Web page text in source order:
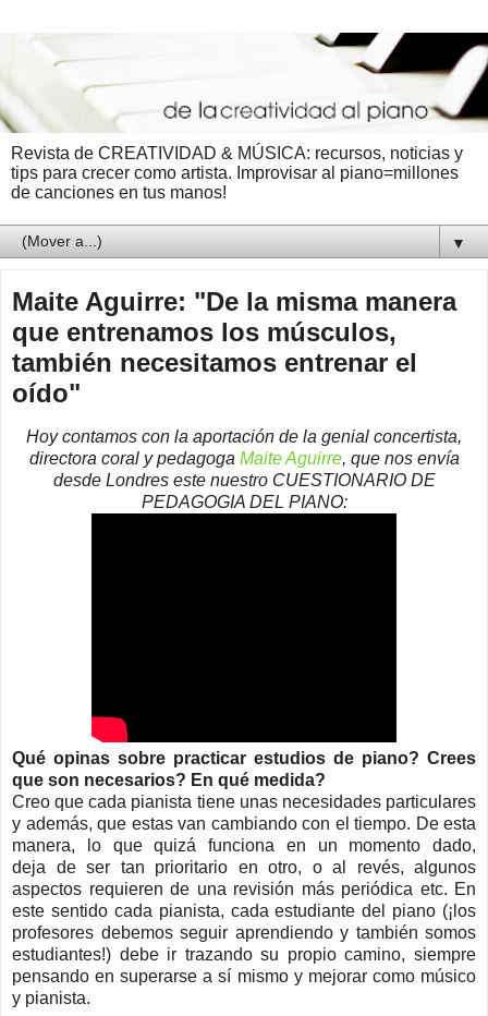
Revista de CREATIVIDAD & MÚSICA: recursos, noticias y
tips para crecer como artista. Improvisar al piano=millones
de canciones en tus manos!
▼
Maite Aguirre: "De la misma manera
que entrenamos los músculos,
también necesitamos entrenar el
oído"
Hoy contamos con la aportación de la genial concertista,
directora coral y pedagoga Maite Aguirre, que nos envía
desde Londres este nuestro CUESTIONARIO DE
PEDAGOGIA DEL PIANO:
Qué opinas sobre practicar estudios de piano? Crees
que son necesarios? En qué medida?
Creo que cada pianista tiene unas necesidades particulares
y además, que estas van cambiando con el tiempo. De esta
manera, lo que quizá funciona en un momento dado,
deja de ser tan prioritario en otro, o al revés, algunos
aspectos requieren de una revisión más periódica etc. En
este sentido cada pianista, cada estudiante del piano (¡los
profesores debemos seguir aprendiendo y también somos
estudiantes!) debe ir trazando su propio camino, siempre
pensando en superarse a sí mismo y mejorar como músico
y pianista.